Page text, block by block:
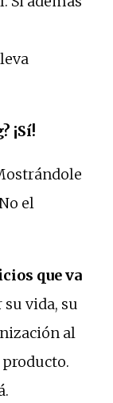
¡Sí!
el
que va
su vida, su
al